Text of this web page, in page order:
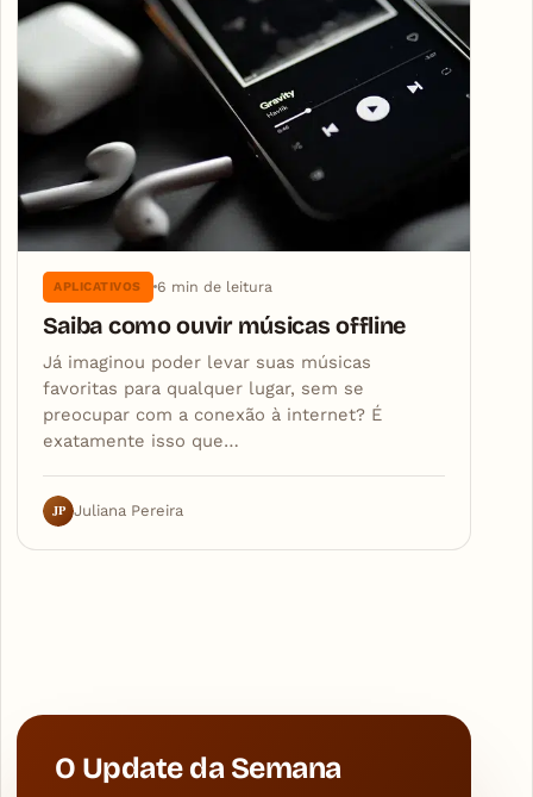
APLICATIVOS 6 min de leitura
Saiba como ouvir músicas offline
Já imaginou poder levar suas músicas
favoritas para qualquer lugar, sem se
preocupar com a conexão à internet? É
exatamente isso que…
JP Juliana Pereira
O Update da Semana